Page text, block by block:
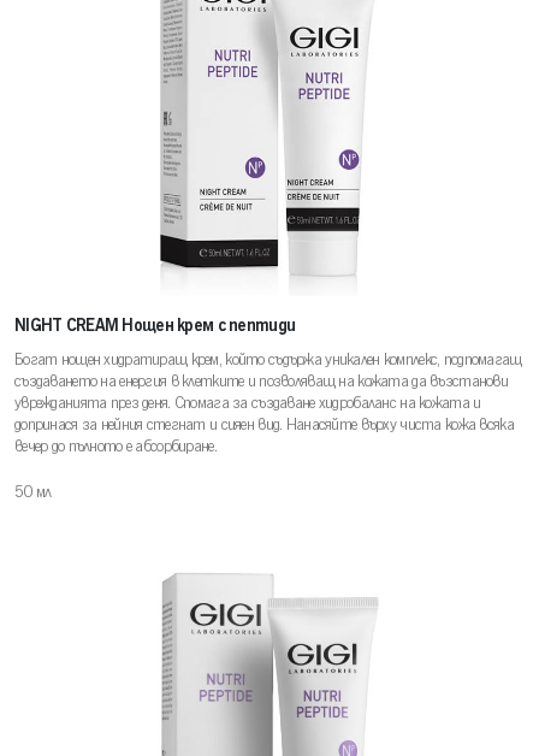
NIGHT CREAM Нощен крем с пептиди
Богат нощен хидратиращ крем, който съдържа уникален комплекс, подпомагащ
създаването на енергия в клетките и позволяващ на кожата да възстанови
уврежданията през деня. Спомага за създаване хидробаланс на кожата и
допринася за нейния стегнат и сияен вид. Нанасяйте върху чиста кожа всяка
вечер до пълното е абсорбиране.
50 мл